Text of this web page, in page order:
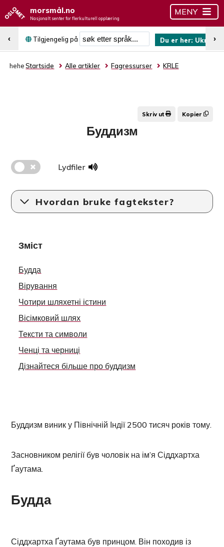
morsmål.no
Nasjonalt senter for flerkulturell opplæring
MENY
Tilgjengelig på
Søk etter språk
Du er her:
‹ ›
hehe Startside Alle artikler Fagressurser KRLE
Skriv ut Kopier
Буддизм
Lydfiler
Hvordan bruke fagtekster?
Зміст
Будда
Вірування
Чотири шляхетні істини
Вісімковий шлях
Тексти та символи
Ченці та черниці
Дізнайтеся більше про буддизм
Буддизм виник у Північній Індії 2500 тисяч років тому.
Засновником релігії був чоловік на ім’я Сіддхартха
Ґаутама.
Будда
Сіддхартха Ґаутама був принцом. Він походив із